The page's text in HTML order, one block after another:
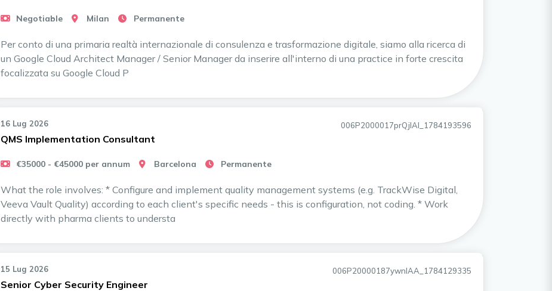
Negotiable Milan Permanente
Per conto di una primaria realtà internazionale di consulenza e trasformazione digitale, siamo alla ricerca di
un Google Cloud Architect Manager / Senior Manager da inserire all'interno di una practice in forte crescita
focalizzata su Google Cloud P
16 Lug 2026 006P2000017prQjIAI_1784193596
QMS Implementation Consultant
€35000 - €45000 per annum Barcelona Permanente
What the role involves: * Configure and implement quality management systems (e.g. TrackWise Digital,
Veeva Vault Quality) according to each client's specific needs - this is configuration, not coding. * Work
directly with pharma clients to understa
15 Lug 2026 006P20000187ywnIAA_1784129335
Senior Cyber Security Engineer